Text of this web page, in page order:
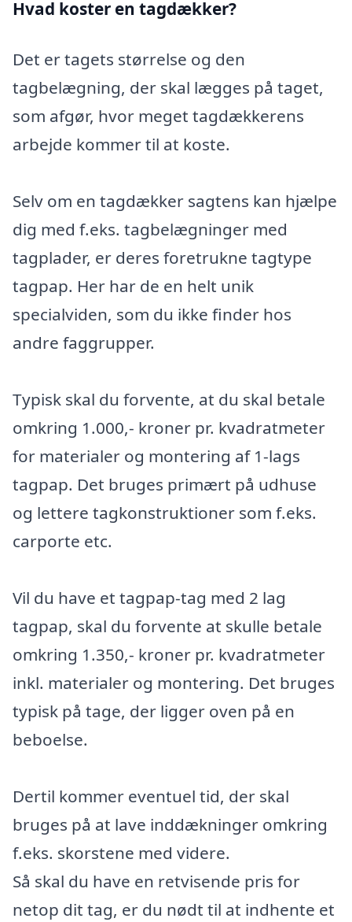
Hvad koster en tagdækker?
Det er tagets størrelse og den
tagbelægning, der skal lægges på taget,
som afgør, hvor meget tagdækkerens
arbejde kommer til at koste.
Selv om en tagdækker sagtens kan hjælpe
dig med f.eks. tagbelægninger med
tagplader, er deres foretrukne tagtype
tagpap. Her har de en helt unik
specialviden, som du ikke finder hos
andre faggrupper.
Typisk skal du forvente, at du skal betale
omkring 1.000,- kroner pr. kvadratmeter
for materialer og montering af 1-lags
tagpap. Det bruges primært på udhuse
og lettere tagkonstruktioner som f.eks.
carporte etc.
Vil du have et tagpap-tag med 2 lag
tagpap, skal du forvente at skulle betale
omkring 1.350,- kroner pr. kvadratmeter
inkl. materialer og montering. Det bruges
typisk på tage, der ligger oven på en
beboelse.
Dertil kommer eventuel tid, der skal
bruges på at lave inddækninger omkring
f.eks. skorstene med videre.
Så skal du have en retvisende pris for
netop dit tag, er du nødt til at indhente et